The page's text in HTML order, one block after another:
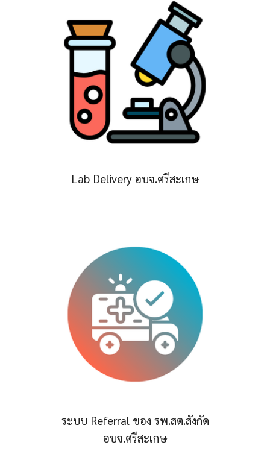
Lab Delivery อบจ.ศรีสะเกษ
ระบบ Referral ของ รพ.สต.สังกัด
อบจ.ศรีสะเกษ